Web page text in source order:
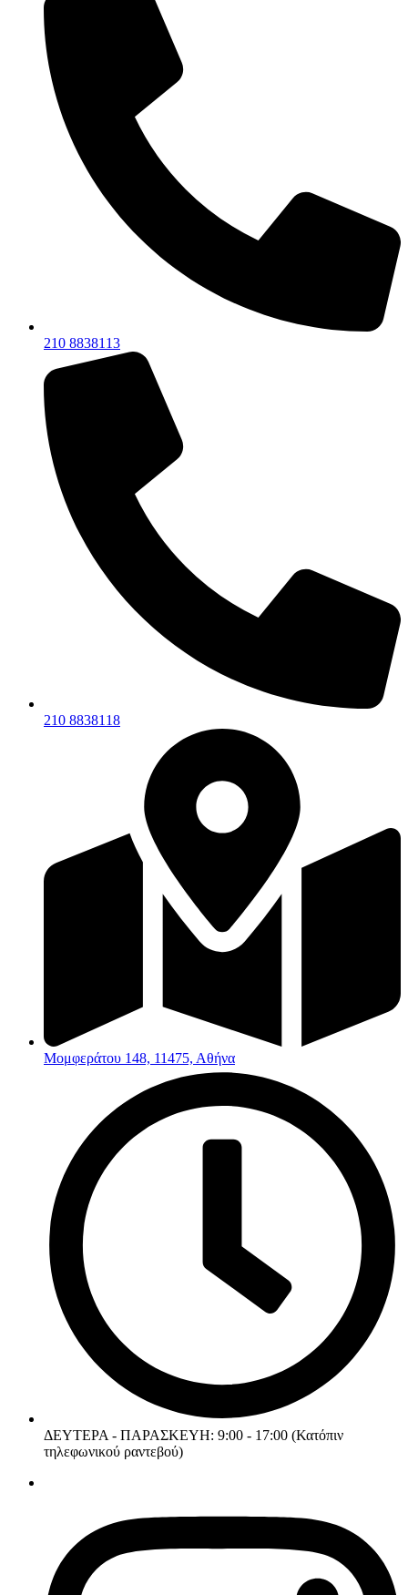
210 8838113
210 8838118
Μομφεράτου 148, 11475, Αθήνα
ΔΕΥΤΕΡΑ - ΠΑΡΑΣΚΕΥΗ: 9:00 - 17:00 (Κατόπιν
τηλεφωνικού ραντεβού)